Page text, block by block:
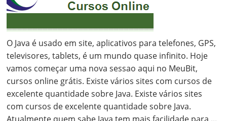
SOFTWARE
ANÁLISE
O Java é usado em site, aplicativos para telefones, GPS,
televisores, tablets, é um mundo quase infinito. Hoje
vamos começar uma nova sessao aqui no MeuBit,
cursos online grátis. Existe vários sites com cursos de
excelente quantidade sobre Java. Existe vários sites
com cursos de excelente quantidade sobre Java.